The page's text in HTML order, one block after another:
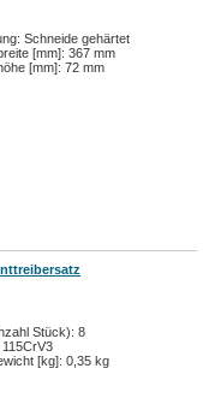
Schneide gehärtet
[mm]: 367 mm
[mm]: 72 mm
Stück): 8
[kg]: 0,35 kg